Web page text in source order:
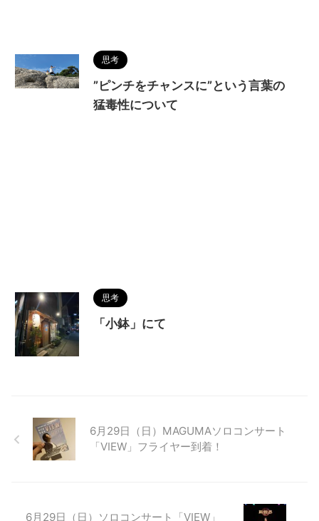
思考
”ピンチをチャンスに”という言葉の
猛毒性について
思考
「小鉢」にて
6月29日（日）MAGUMAソロコンサート
「VIEW」フライヤー到着！
6月29日（日）ソロコンサート「VIEW」